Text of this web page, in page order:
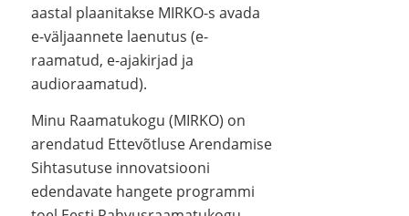
aastal plaanitakse MIRKO-s avada
e-väljaannete laenutus (e-
raamatud, e-ajakirjad ja
audioraamatud).
Minu Raamatukogu (MIRKO) on
arendatud Ettevõtluse Arendamise
Sihtasutuse innovatsiooni
edendavate hangete programmi